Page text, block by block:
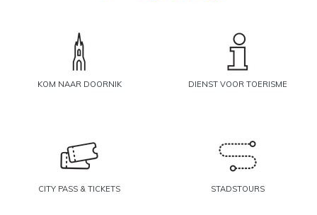
KOM NAAR DOORNIK DIENST VOOR TOERISME
CITY PASS & TICKETS STADSTOURS